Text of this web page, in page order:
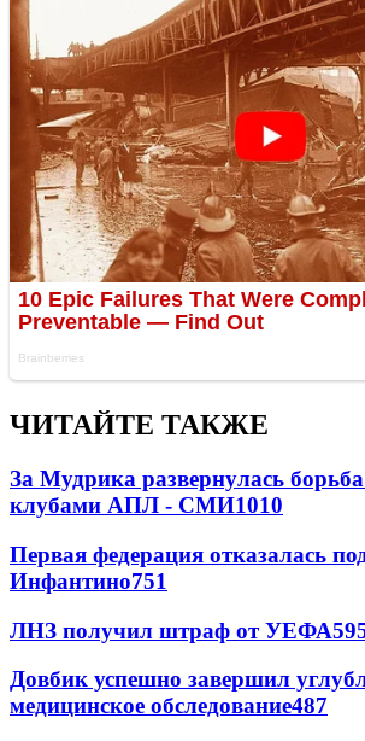
ЧИТАЙТЕ ТАКЖЕ
За Мудрика развернулась
клубами АПЛ - СМИ1010
Первая федерация отказалась
Инфантино751
ЛНЗ получил штраф от УЕФА
Довбик успешно завершил
медицинское обследование487